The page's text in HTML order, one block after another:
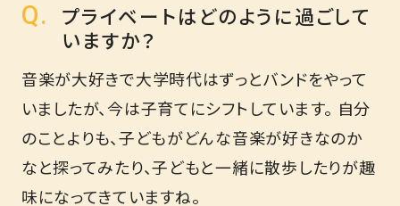
プライベートはどのように過ごして
いますか？
音楽が大好きで大学時代はずっとバンドをやって
いましたが、今は子育てにシフトしています。 自分
のことよりも、子どもがどんな音楽が好きなのか
なと探ってみたり、子どもと一緒に散歩したりが趣
味になってきていますね。